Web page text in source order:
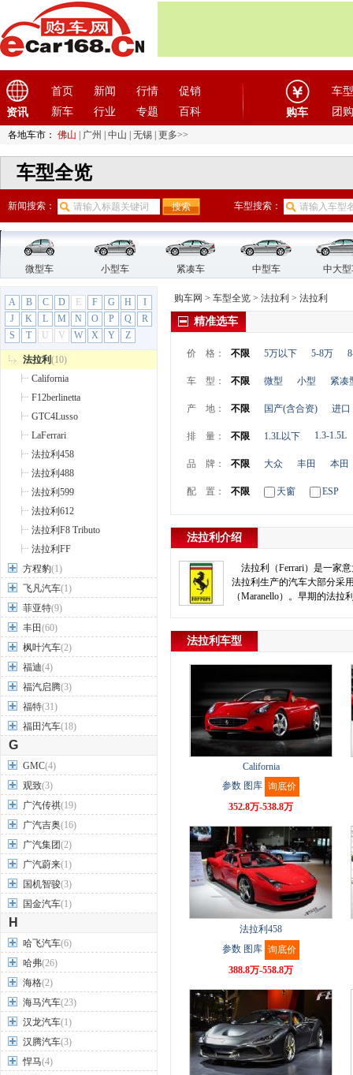
资讯
首页 新闻 行情
促销
新车
行业 专题 百科 购车
车型
团购
各地车市： 佛山 广州 中山 无锡 更多>>
车型全览
新闻搜索： 车型搜索：
微型车 小型车 紧凑车 中型车 中大
A B C D E F G H
I
J
K L M N O P Q
R
S
T U V W X Y Z
(1)
大运汽车(1)
大众(61)
电动屋
(1)
电咖
(1)
东风(4)
东风风光 (10)
东风风神(17)
东风风行(18)
东风纳米(3)
东风瑞泰特
东风小康
东风奕派(1)
东南 (12)
F
法拉利(10)
法拉利(10)
California
F12berlinetta
GTC4Lusso
LaFerrari
法拉利458
法拉利488
法拉利599
法拉利612
法拉利F8 Tributo
法拉利FF
方程豹(1)
飞凡汽车(1)
菲亚特(9)
丰田(60)
枫叶汽车(2)
福迪(4)
福汽启腾(3)
福特(31)
福田汽车(18)
G
GMC(4)
观致(3)
广汽传祺(19)
广汽吉奥(16)
广汽集团(2)
广汽蔚来(1)
国机智骏(3)
国金汽车(1)
H
哈飞汽车(6)
哈弗(26)
海格(2)
海马汽车(23)
汉龙汽车(1)
汉腾汽车(3)
悍马(4)
购车网 > 车型全览 > 法拉利 > 法拉利
精准选车
价 格： 不限 5万以下 5-8万
车 型： 不限 微型 小型 紧凑
产 地： 不限 国产(含合资) 进口
排 量： 不限 1.3L以下 1.3-1.5L
品 牌： 不限 大众 丰田 本田
配 置： 不限 天窗 ESP
法拉利介绍
法拉利（Ferrari）是一家
法拉利生产的汽车大部分采
（Maranello）。早期的法
法拉利车型
California
参数 图库 询底价
352.8万-538.8万
法拉利458
参数 图库 询底价
388.8万-558.8万